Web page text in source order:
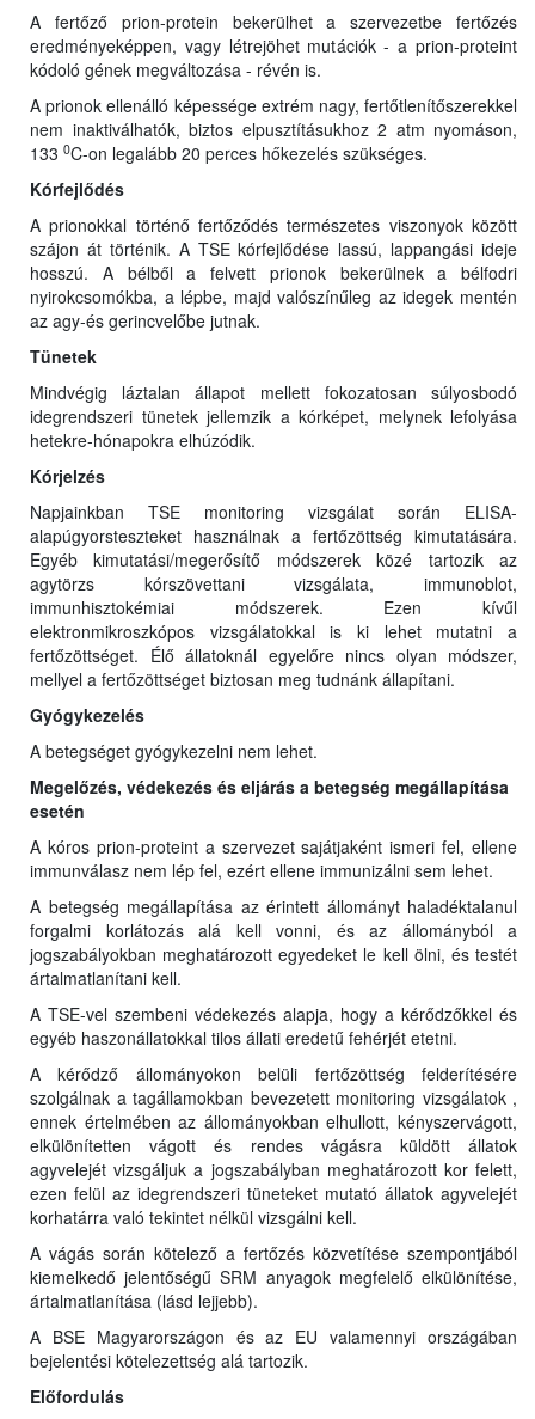
A fertőző prion-protein bekerülhet a szervezetbe fertőzés
eredményeképpen, vagy létrejöhet mutációk - a prion-proteint
kódoló gének megváltozása - révén is.
A prionok ellenálló képessége extrém nagy, fertőtlenítőszerekkel
nem inaktiválhatók, biztos elpusztításukhoz 2 atm nyomáson,
133 0C-on legalább 20 perces hőkezelés szükséges.
Kórfejlődés
A prionokkal történő fertőződés természetes viszonyok között
szájon át történik. A TSE kórfejlődése lassú, lappangási ideje
hosszú. A bélből a felvett prionok bekerülnek a bélfodri
nyirokcsomókba, a lépbe, majd valószínűleg az idegek mentén
az agy-és gerincvelőbe jutnak.
Tünetek
Mindvégig láztalan állapot mellett fokozatosan súlyosbodó
idegrendszeri tünetek jellemzik a kórképet, melynek lefolyása
hetekre-hónapokra elhúzódik.
Kórjelzés
Napjainkban TSE monitoring vizsgálat során ELISA-
alapúgyorsteszteket használnak a fertőzöttség kimutatására.
Egyéb kimutatási/megerősítő módszerek közé tartozik az
agytörzs kórszövettani vizsgálata, immunoblot,
immunhisztokémiai módszerek. Ezen kívűl
elektronmikroszkópos vizsgálatokkal is ki lehet mutatni a
fertőzöttséget. Élő állatoknál egyelőre nincs olyan módszer,
mellyel a fertőzöttséget biztosan meg tudnánk állapítani.
Gyógykezelés
A betegséget gyógykezelni nem lehet.
Megelőzés, védekezés és eljárás a betegség megállapítása
esetén
A kóros prion-proteint a szervezet sajátjaként ismeri fel, ellene
immunválasz nem lép fel, ezért ellene immunizálni sem lehet.
A betegség megállapítása az érintett állományt haladéktalanul
forgalmi korlátozás alá kell vonni, és az állományból a
jogszabályokban meghatározott egyedeket le kell ölni, és testét
ártalmatlanítani kell.
A TSE-vel szembeni védekezés alapja, hogy a kérődzőkkel és
egyéb haszonállatokkal tilos állati eredetű fehérjét etetni.
A kérődző állományokon belüli fertőzöttség felderítésére
szolgálnak a tagállamokban bevezetett monitoring vizsgálatok ,
ennek értelmében az állományokban elhullott, kényszervágott,
elkülönítetten vágott és rendes vágásra küldött állatok
agyvelejét vizsgáljuk a jogszabályban meghatározott kor felett,
ezen felül az idegrendszeri tüneteket mutató állatok agyvelejét
korhatárra való tekintet nélkül vizsgálni kell.
A vágás során kötelező a fertőzés közvetítése szempontjából
kiemelkedő jelentőségű SRM anyagok megfelelő elkülönítése,
ártalmatlanítása (lásd lejjebb).
A BSE Magyarországon és az EU valamennyi országában
bejelentési kötelezettség alá tartozik.
Előfordulás